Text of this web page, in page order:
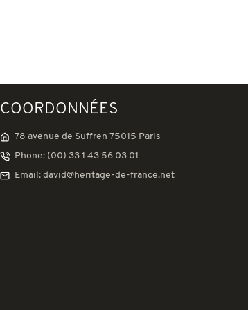
COORDONNÉES
78 avenue de Suffren 75015 Paris
Phone: (00) 33 1 43 56 03 01
Email: david@heritage-de-france.net